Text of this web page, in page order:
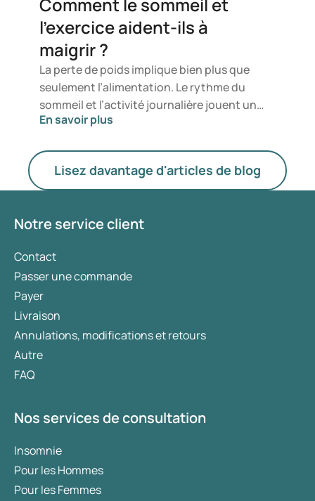
modifier votre mode de vie. Dans de tels cas,
réprimer la sensation de faim peut
constituer une aide précieuse.
l’exercice aident-ils à
maigrir ?
La perte de poids implique bien plus que
seulement l’alimentation. Le rythme du
sommeil et l’activité journalière jouent un
rôle essentiel dans la manière dont
l’appétit. Des études suggèrent qu’un
sommeil perturbé et un mode de vie
sédentaire peuvent contribuer à la prise de
d’aliments riches en calories. Comment cela
rôle des médicaments amaigrissants dans la
perte de poids, par exemple en régulant
l’appétit et en influençant l’accumulation de
graisse ? Cet article décrit comment
l’exercice physique et le sommeil
contribuent à la perte de poids et comment
En savoir plus
Lisez davantage d'articles de blog
Notre service client
Contact
Passer une commande
Payer
Livraison
Annulations, modifications et retours
Autre
FAQ
Nos services de consultation
Insomnie
Pour les Hommes
Pour les Femmes